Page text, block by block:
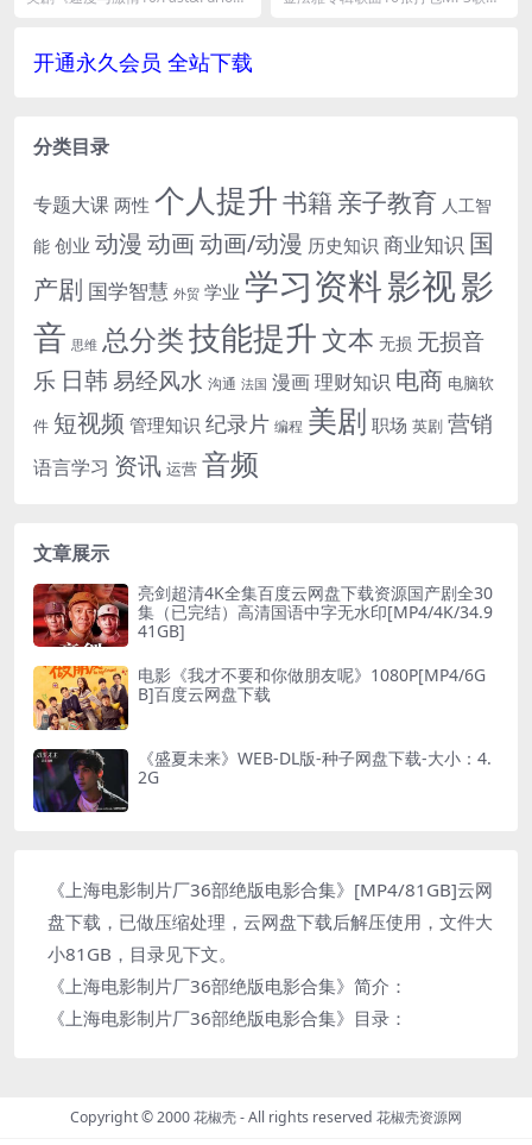
开通永久会员 全站下载
分类目录
专题大课 两性 个人提升书籍 亲子教育 人工智
能 创业 动漫 动画动画/动漫 历史知识 商业知识 国
产剧 国学智慧 外贸 学业 学习资料影视影
音 思维 总分类技能提升文本 无损 无损音
乐 日韩易经风水 沟通 法国 漫画理财知识 电商 电脑软
件 短视频 管理知识 纪录片 编程 美剧 职场 英剧 营销
语言学习 资讯 运营 音频
文章展示
亮剑超清4K全集百度云网盘下载资源国产剧全30
集（已完结）高清国语中字无水印[MP4/4K/34.9
41GB]
电影《我才不要和你做朋友呢》1080P[MP4/6G
B]百度云网盘下载
《盛夏未来》WEB-DL版-种子网盘下载-大小：4.
2G
《上海电影制片厂36部绝版电影合集》[MP4/81GB]云网
盘下载，已做压缩处理，云网盘下载后解压使用，文件大
小81GB，目录见下文。
《上海电影制片厂36部绝版电影合集》简介：
《上海电影制片厂36部绝版电影合集》目录：
Copyright © 2000 花椒壳 - All rights reserved 花椒壳资源网